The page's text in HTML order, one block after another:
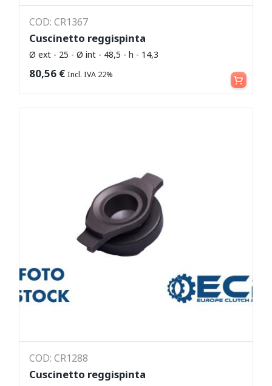
COD: CR1367
Cuscinetto reggispinta
Ø ext - 25 - Ø int - 48,5 - h - 14,3
80,56 € Incl. IVA 22% Leggi tutto
COD: CR1288
Cuscinetto reggispinta